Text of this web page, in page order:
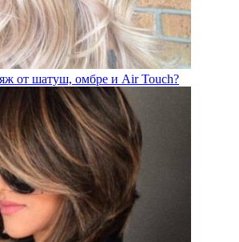
от шатуш, омбре и Air Touch?